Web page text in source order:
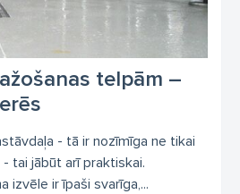
telpām –
- tā ir nozīmīga ne tikai
tai jābūt arī praktiskai.
izvēle ir īpaši svarīga,...